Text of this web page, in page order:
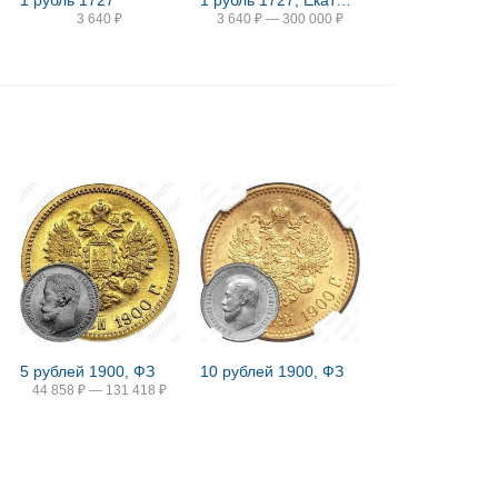
3 640 ₽ 3 640 ₽ — 300 000 ₽
5 рублей 1900, ФЗ
44 858 ₽ — 131 418 ₽
10 рублей 1900, ФЗ